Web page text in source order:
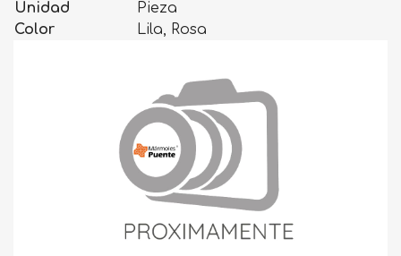
Unidad
Pieza
Color
Lila, Rosa